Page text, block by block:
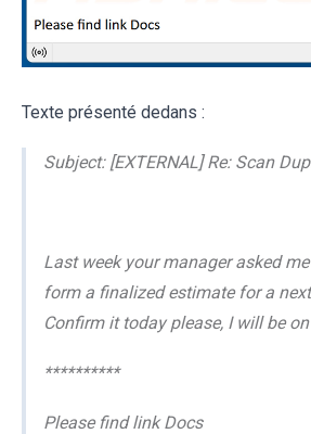
Texte présenté dedans :
Subject: [EXTERNAL] Re: Scan
Last week your manager asked
form a finalized estimate for a
Confirm it today please, I will be
**********
Please find link Docs